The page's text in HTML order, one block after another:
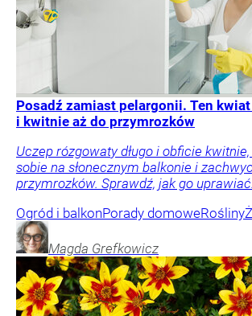
Posadź zamiast pelargonii. Ten kwiat
i kwitnie aż do przymrozków
Uczep rózgowaty długo i obficie
sobie na słonecznym balkonie i
przymrozków. Sprawdź, jak go uprawiać.
Ogród i balkonPorady domoweRośliny
Magda Grefkowicz